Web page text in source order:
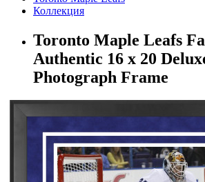
Коллекция
Toronto Maple Leafs
Authentic 16 x 20
Photograph Frame